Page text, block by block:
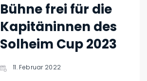
Bühne frei für die
Kapitäninnen des
Solheim Cup 2023
11. Februar 2022